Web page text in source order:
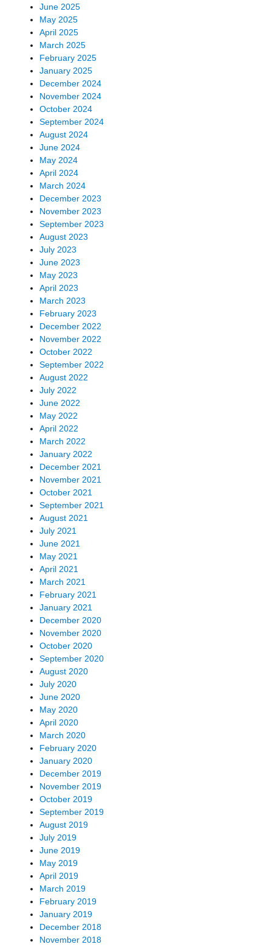
June 2025
May 2025
April 2025
March 2025
February 2025
January 2025
December 2024
November 2024
October 2024
September 2024
August 2024
June 2024
May 2024
April 2024
March 2024
December 2023
November 2023
September 2023
August 2023
July 2023
June 2023
May 2023
April 2023
March 2023
February 2023
December 2022
November 2022
October 2022
September 2022
August 2022
July 2022
June 2022
May 2022
April 2022
March 2022
January 2022
December 2021
November 2021
October 2021
September 2021
August 2021
July 2021
June 2021
May 2021
April 2021
March 2021
February 2021
January 2021
December 2020
November 2020
October 2020
September 2020
August 2020
July 2020
June 2020
May 2020
April 2020
March 2020
February 2020
January 2020
December 2019
November 2019
October 2019
September 2019
August 2019
July 2019
June 2019
May 2019
April 2019
March 2019
February 2019
January 2019
December 2018
November 2018